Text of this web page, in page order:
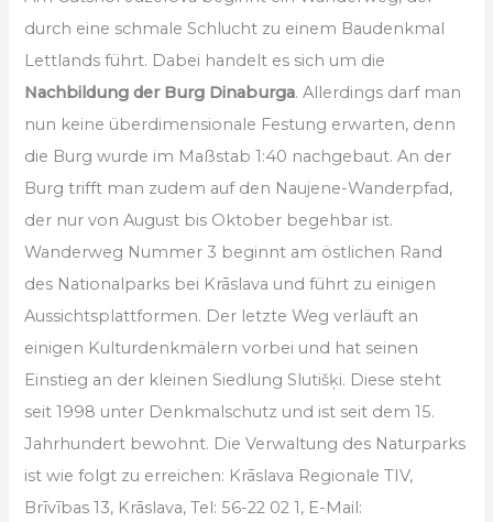
durch eine schmale Schlucht zu einem Baudenkmal
Lettlands führt. Dabei handelt es sich um die
Nachbildung der Burg Dinaburga. Allerdings darf man
nun keine überdimensionale Festung erwarten, denn
die Burg wurde im Maßstab 1:40 nachgebaut. An der
Burg trifft man zudem auf den Naujene-Wanderpfad,
der nur von August bis Oktober begehbar ist.
Wanderweg Nummer 3 beginnt am östlichen Rand
des Nationalparks bei Krāslava und führt zu einigen
Aussichtsplattformen. Der letzte Weg verläuft an
einigen Kulturdenkmälern vorbei und hat seinen
Einstieg an der kleinen Siedlung Slutišķi. Diese steht
seit 1998 unter Denkmalschutz und ist seit dem 15.
Jahrhundert bewohnt. Die Verwaltung des Naturparks
ist wie folgt zu erreichen: Krāslava Regionale TIV,
Brīvības 13, Krāslava, Tel: 56-22 02 1, E-Mail: